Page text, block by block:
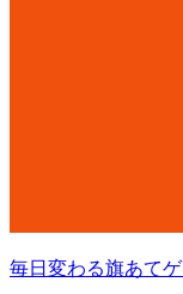
毎日変わる旗あて